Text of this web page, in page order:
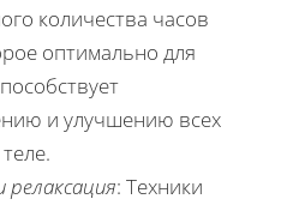
количества часов
оптимально для
и улучшению всех
: Техники